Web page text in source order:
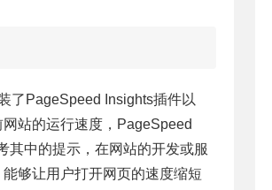
了PageSpeed Insights插件以
站的运行速度，PageSpeed
其中的提示，在网站的开发或服
够让用户打开网页的速度缩短